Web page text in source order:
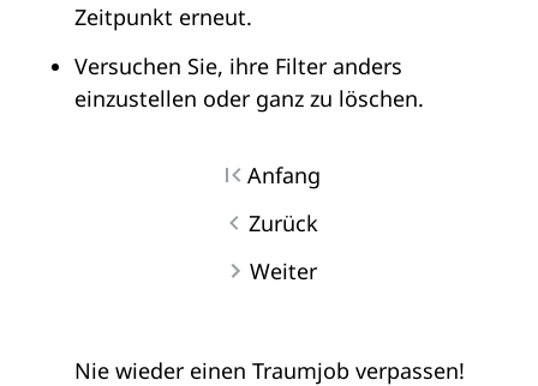
Zeitpunkt erneut.
Versuchen Sie, ihre Filter anders
einzustellen oder ganz zu löschen.
Anfang
Zurück
Weiter
Nie wieder einen Traumjob verpassen!